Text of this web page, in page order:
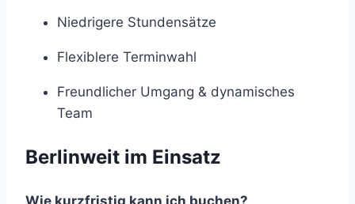
Niedrigere Stundensätze
Flexiblere Terminwahl
Freundlicher Umgang & dynamisches
Team
Berlinweit im Einsatz
Wie kurzfristig kann ich buchen?